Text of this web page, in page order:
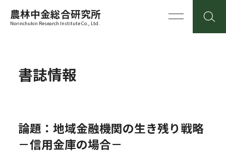
農林中金総合研究所
Norinchukin Research Institute Co., Ltd.
書誌情報
論題：地域金融機関の生き残り戦略
－信用金庫の場合－